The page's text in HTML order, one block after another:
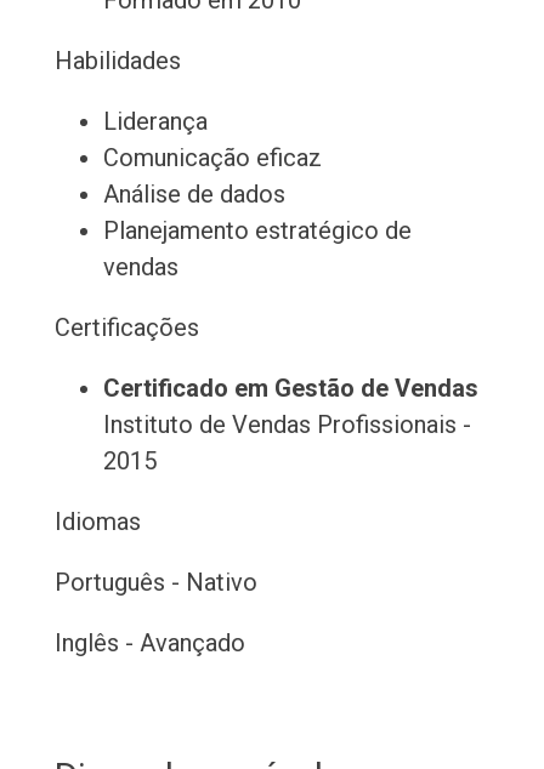
Habilidades
Liderança
Comunicação eficaz
Análise de dados
Planejamento estratégico de
vendas
Certificações
Certificado em Gestão de Vendas
Instituto de Vendas Profissionais -
2015
Idiomas
Português - Nativo
Inglês - Avançado